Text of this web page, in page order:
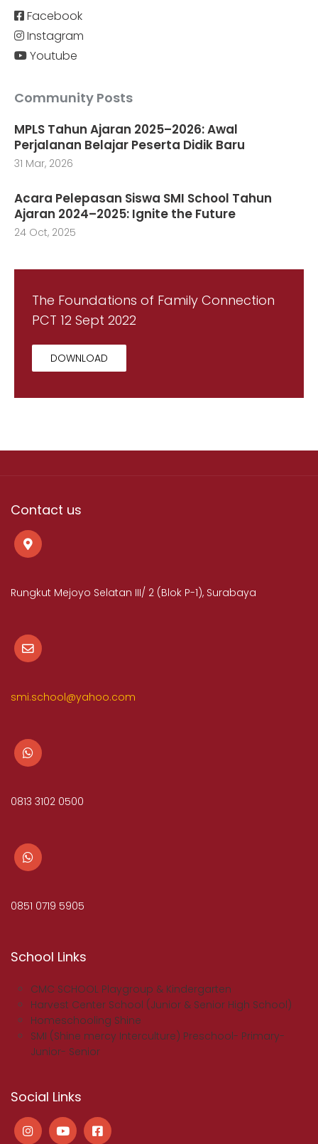
Facebook
Instagram
Youtube
Community Posts
MPLS Tahun Ajaran 2025–2026: Awal
Perjalanan Belajar Peserta Didik Baru
31 Mar, 2026
Acara Pelepasan Siswa SMI School Tahun
Ajaran 2024–2025: Ignite the Future
24 Oct, 2025
The Foundations of Family Connection
PCT 12 Sept 2022
DOWNLOAD
Contact us
Rungkut Mejoyo Selatan III/ 2 (Blok P-1), Surabaya
smi.school@yahoo.com
0813 3102 0500
0851 0719 5905
School Links
CMC SCHOOL Playgroup & Kindergarten
Harvest Center School (Junior & Senior High School)
Homeschooling Shine
SMI (Shine mercy Interculture) Preschool- Primary-
Junior- Senior
Social Links